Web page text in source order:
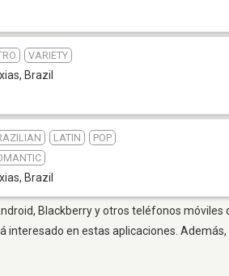
VARIETY
, Brazil
LATIN
POP
, Brazil
Blackberry y otros teléfonos móviles
interesado en estas aplicaciones.